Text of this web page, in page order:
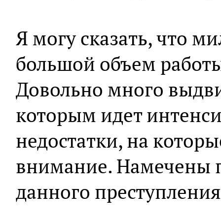
Я могу сказать, что
большой объем
Довольно много
которым идет
недостатки, на
внимание. Намечены
данного